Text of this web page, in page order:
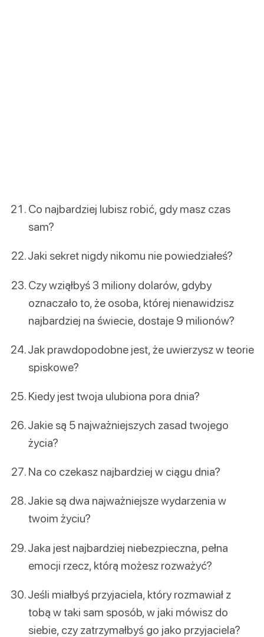
Co najbardziej lubisz robić, gdy masz czas
sam?
Jaki sekret nigdy nikomu nie powiedziałeś?
Czy wziąłbyś 3 miliony dolarów, gdyby
oznaczało to, że osoba, której nienawidzisz
najbardziej na świecie, dostaje 9 milionów?
Jak prawdopodobne jest, że uwierzysz w teorie
spiskowe?
Kiedy jest twoja ulubiona pora dnia?
Jakie są 5 najważniejszych zasad twojego
życia?
Na co czekasz najbardziej w ciągu dnia?
Jakie są dwa najważniejsze wydarzenia w
twoim życiu?
Jaka jest najbardziej niebezpieczna, pełna
emocji rzecz, którą możesz rozważyć?
Jeśli miałbyś przyjaciela, który rozmawiał z
tobą w taki sam sposób, w jaki mówisz do
siebie, czy zatrzymałbyś go jako przyjaciela?